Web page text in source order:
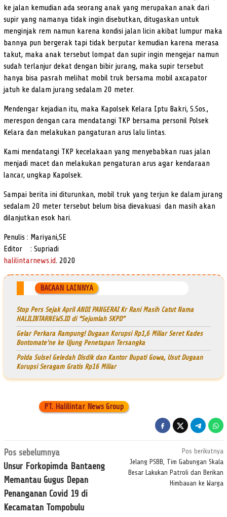
ke jalan kemudian ada seorang anak yang merupakan anak dari
supir yang namanya tidak ingin disebutkan, ditugaskan untuk
menginjak rem namun karena kondisi jalan licin akibat lumpur maka
bannya pun bergerak tapi tidak berputar kemudian karena merasa
takut, maka anak tersebut lompat dan supir ingin mengejar namun
sudah terlanjur dekat dengan bibir jurang, maka supir tersebut
hanya bisa pasrah melihat mobil truk bersama mobil axcapator
jatuh ke dalam jurang sedalam 20 meter.
Mendengar kejadian itu, maka Kapolsek Kelara Iptu Bakri, S.Sos.,
merespon dengan cara mendatangi TKP bersama personil Polsek
Kelara dan melakukan pangaturan arus lalu lintas.
Kami mendatangi TKP kecelakaan yang menyebabkan ruas jalan
menjadi macet dan melakukan pengaturan arus agar kendaraan
lancar, ungkap Kapolsek.
Sampai berita ini diturunkan, mobil truk yang terjun ke dalam jurang
sedalam 20 meter tersebut belum bisa dievakuasi dan masih akan
dilanjutkan esok hari.
Penulis : Mariyani,SE
Editor : Supriadi
halilintarnews.id. 2020
BACAAN LAINNYA
Stop Pers Sejak April ANDI PANGERAI Kr Rani Masih Catut Nama
HALILINTARNEWS.ID di “Sejumlah SKPD”
Gelar Perkara Rampung! Dugaan Korupsi Rp1,6 Miliar Seret Kades
Bontomate’ne ke Ujung Penetapan Tersangka
Polda Sulsel Geledah Disdik dan Kantor Bupati Gowa, Usut Dugaan
Korupsi Seragam Gratis Rp16 Miliar
PT. Halilintar News Group
Navigasi
pos
Pos sebelumnya
Unsur Forkopimda Bantaeng
Memantau Gugus Depan
Penanganan Covid 19 di
Kecamatan Tompobulu
Pos berikutnya
Jelang PSBB, Tim Gabungan Skala
Besar Lakukan Patroli dan Berikan
Himbauan ke Warga